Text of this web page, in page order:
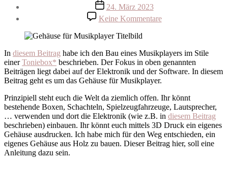
Beitragsdatum
24. März 2023
Keine Kommentarezu
Gehäuse
In diesem Beitrag habe ich den Bau eines Musikplayers im Stile
einerToniebox* beschrieben. Der Fokus in oben genannten
Beiträgen liegt dabei auf der Elektronik und der Software. In diesem
Beitrag geht es um das Gehäuse für Musikplayer.
Prinzipiell steht euch die Welt da ziemlich offen. Ihr könnt
bestehende Boxen, Schachteln, Spielzeugfahrzeuge, Lautsprecher,
… verwenden und dort die Elektronik (wie z.B. in diesem Beitrag
beschrieben) einbauen. Ihr könnt euch mittels 3D Druck ein eigenes
Gehäuse ausdrucken. Ich habe mich für den Weg entschieden, ein
eigenes Gehäuse aus Holz zu bauen. Dieser Beitrag hier, soll eine
Anleitung dazu sein.